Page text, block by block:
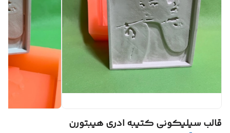
قالب سیلیکونی کتیبه ادری هیبتورن